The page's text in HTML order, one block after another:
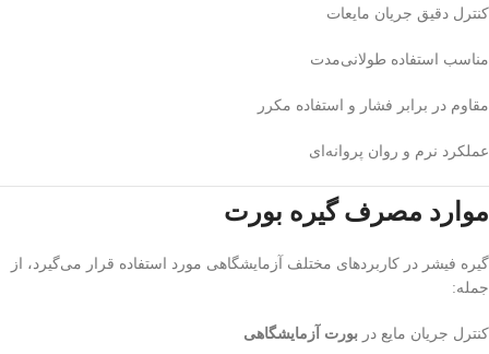
کنترل دقیق جریان مایعات
مناسب استفاده طولانی‌مدت
مقاوم در برابر فشار و استفاده مکرر
عملکرد نرم و روان پروانه‌ای
موارد مصرف گیره بورت
گیره فیشر در کاربردهای مختلف آزمایشگاهی مورد استفاده قرار می‌گیرد، از
جمله:
کنترل جریان مایع در بورت آزمایشگاهی